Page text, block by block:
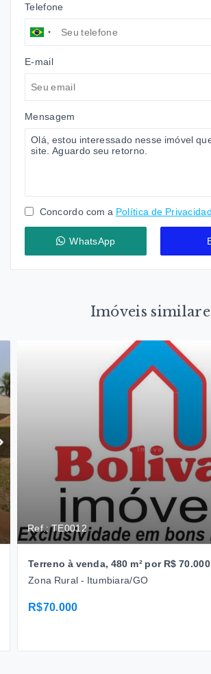
Telefone
E-mail
Mensagem
Concordo com a Política de
WhatsApp
Imóveis
Ref.: TE0012
Zona Rural - Itumbiara/GO
R$70.000